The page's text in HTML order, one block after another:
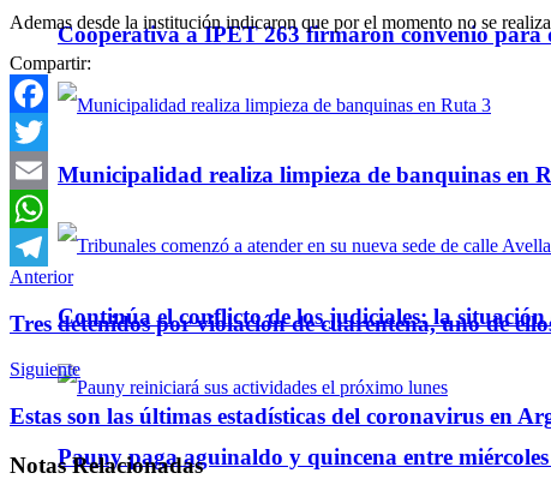
Cooperativa a IPET 263 firmaron convenio para
Municipalidad realiza limpieza de banquinas en
Continúa el conflicto de los judiciales: la
Pauny paga aguinaldo y quincena entre
Ademas desde la institución indicaron que por el momento no se
Compartir:
Facebook
Twitter
Email
WhatsApp
Telegram
Anterior
Tres detenidos por violación de cuarentena, uno de
Siguiente
Estas son las últimas estadísticas del coronavirus en
NotasRelacionadas